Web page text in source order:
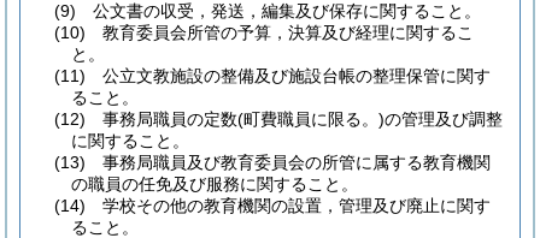
(9)
公文書の収受，発送，編集及び保存に関すること。
(10)
教育委員会所管の予算，決算及び経理に関するこ
と。
(11)
公立文教施設の整備及び施設台帳の整理保管に関す
ること。
(12)
事務局職員の定数(町費職員に限る。)の管理及び調整
に関すること。
(13)
事務局職員及び教育委員会の所管に属する教育機関
の職員の任免及び服務に関すること。
(14)
学校その他の教育機関の設置，管理及び廃止に関す
ること。